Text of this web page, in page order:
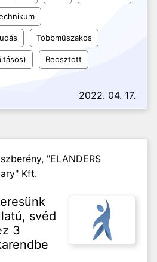
Többműszakos
Beosztott
2022. 04. 17.
"ELANDERS
Kft.
svéd
3